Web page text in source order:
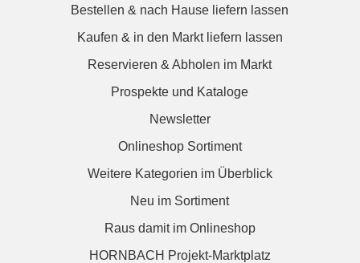
Bestellen & nach Hause liefern lassen
Kaufen & in den Markt liefern lassen
Reservieren & Abholen im Markt
Prospekte und Kataloge
Newsletter
Onlineshop Sortiment
Weitere Kategorien im Überblick
Neu im Sortiment
Raus damit im Onlineshop
HORNBACH Projekt-Marktplatz